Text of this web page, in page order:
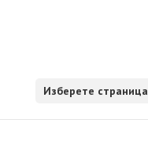
Изберете страница